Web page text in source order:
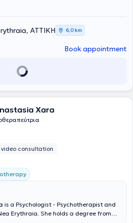
to freely express their thoughts,
ΑΤΤΙΚΗ 6,0 km
Book appointment
Xara
consultation
is a Psychologist - Psychotherapist and
Erythraia. She holds a degree from